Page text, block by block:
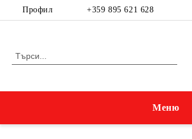
Профил +359 895 621 628
Меню